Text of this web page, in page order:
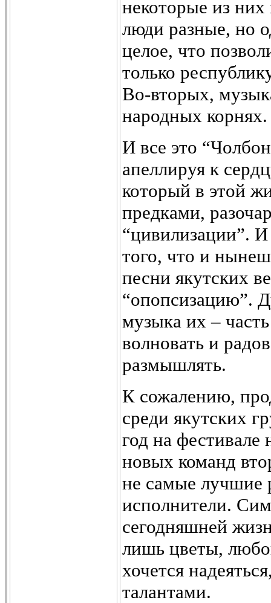
некоторые из
люди разные, но
целое, что
только
Во-вторых,
народных
И все это
апеллируя к
который в этой
предками,
“цивилизации”.
того, что и
песни якутских
“опопсизацию”.
музыка их –
волновать и
размышлять.
К сожалению,
среди якутских
год на
новых команд
не самые лучшие
исполнители.
сегодняшней
лишь цветы,
хочется
талантами.